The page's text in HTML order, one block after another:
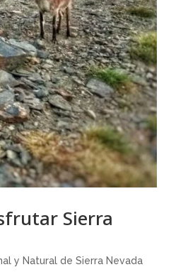
Sierra
y Natural de Sierra Nevada